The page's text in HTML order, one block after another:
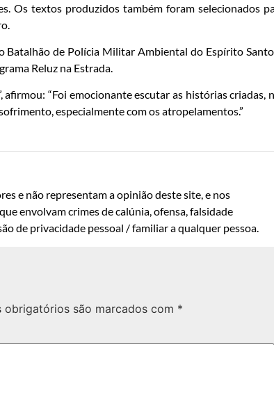
Os textos produzidos também foram selecionados
Batalhão de Polícia Militar Ambiental do Espírito
Reluz na Estrada.
“Foi emocionante escutar as histórias criadas,
especialmente com os atropelamentos.”
e não representam a opinião deste site, e nos
envolvam crimes de calúnia, ofensa, falsidade
de privacidade pessoal / familiar a qualquer pessoa.
obrigatórios são marcados com *